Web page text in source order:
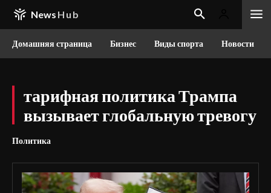
News Hub
Домашняя страница Бизнес Виды спорта Новости
тарифная политика Трампа
вызывает глобальную тревогу
Политика